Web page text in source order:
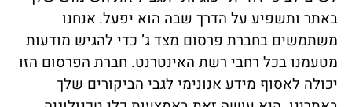
באתר ותשפיע על הדרך שבה הוא יפעל. אנחנו
משתמשים בחברת פרסום מצד ג’ כדי להגיש מודעות
מטעמנו בכל רחבי רשת האינטרנט. חברת הפרסום הזו
יכולה לאסוף מידע אנונימי לגבי הביקורים שלך